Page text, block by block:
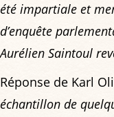
été impartiale et
d’enquête
Aurélien Saintoul
Réponse de Karl
échantillon de